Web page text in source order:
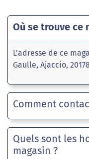
Où se trouve ce
L'adresse de ce
Gaulle, Ajaccio,
Comment
Quels sont les
magasin ?